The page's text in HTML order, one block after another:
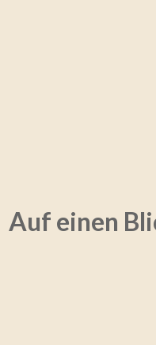
Auf einen